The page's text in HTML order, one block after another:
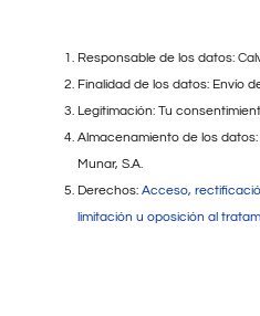
Responsable de los datos:
Finalidad de los datos: Envío
Legitimación: Tu
Almacenamiento de los
Munar, S.A.
Derechos: Acceso,
limitación u oposición al